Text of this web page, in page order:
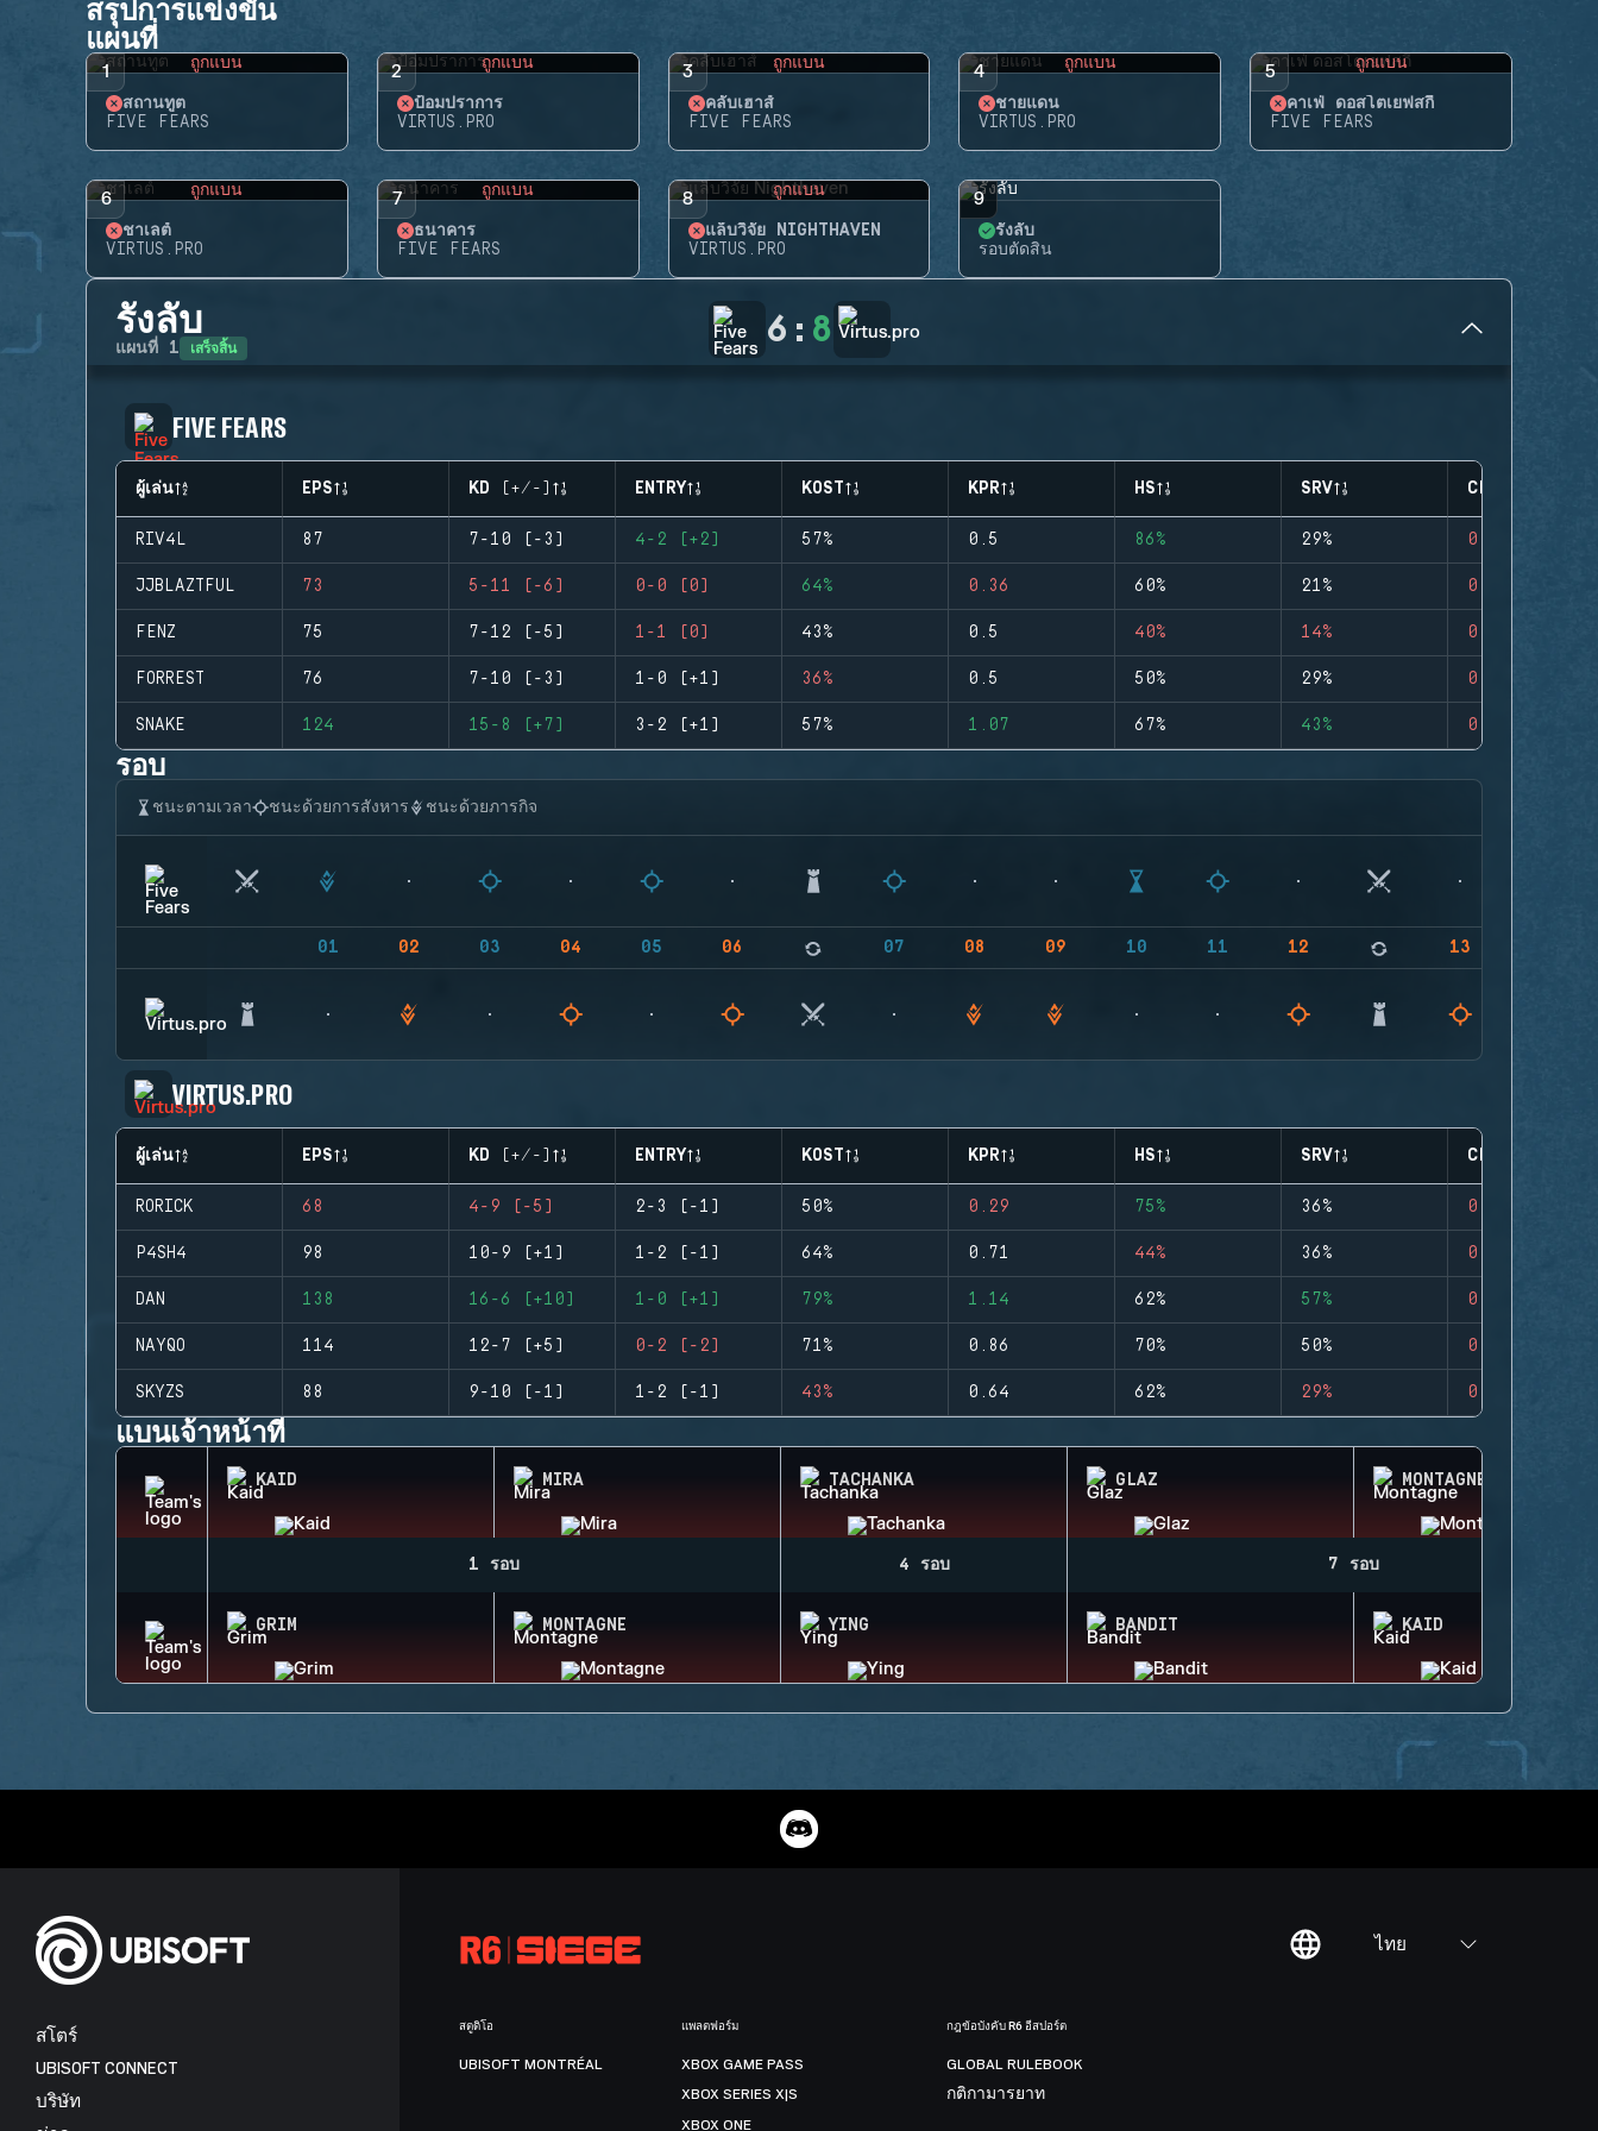
สรุปการแข่งขัน
แผนที่
1 ถูกแบน
สถานทูต
FIVE FEARS
2 ถูกแบน
ป้อมปราการ
VIRTUS.PRO
3 ถูกแบน
คลับเฮาส์
FIVE FEARS
4 ถูกแบน
ชายแดน
VIRTUS.PRO
5 ถูกแบน
คาเฟ่ ดอสโตเยฟสกี้
FIVE FEARS
6 ถูกแบน
ชาเลต์
VIRTUS.PRO
7 ถูกแบน
ธนาคาร
FIVE FEARS
8 ถูกแบน
แล็บวิจัย NIGHTHAVEN
VIRTUS.PRO
9
รังลับ
รอบตัดสิน
รังลับ
แผนที่ 1 เสร็จสิ้น 6 : 8
FIVE FEARS
ผู้เล่น EPS KD (+/-) ENTRY KOST KPR HS SRV CLUTCHES
RIV4L 87 7-10 (-3) 4-2 (+2) 57% 0.5 86% 29% 0
JJBLAZTFUL 73 5-11 (-6) 0-0 (0) 64% 0.36 60% 21% 0
FENZ 75 7-12 (-5) 1-1 (0) 43% 0.5 40% 14% 0
FORREST 76 7-10 (-3) 1-0 (+1) 36% 0.5 50% 29% 0
SNAKE 124 15-8 (+7) 3-2 (+1) 57% 1.07 67% 43% 0
รอบ
ชนะตามเวลา ชนะด้วยการสังหาร ชนะด้วยภารกิจ
01 02 03 04 05 06 07 08 09 10 11 12 13
VIRTUS.PRO
ผู้เล่น EPS KD (+/-) ENTRY KOST KPR HS SRV CLUTCHES
RORICK 68 4-9 (-5) 2-3 (-1) 50% 0.29 75% 36% 0
P4SH4 98 10-9 (+1) 1-2 (-1) 64% 0.71 44% 36% 0
DAN 138 16-6 (+10) 1-0 (+1) 79% 1.14 62% 57% 0
NAYQO 114 12-7 (+5) 0-2 (-2) 71% 0.86 70% 50% 0
SKYZS 88 9-10 (-1) 1-2 (-1) 43% 0.64 62% 29% 0
แบนเจ้าหน้าที่
KAID MIRA TACHANKA GLAZ MONTAGNE
1 รอบ 4 รอบ 7 รอบ
GRIM MONTAGNE YING BANDIT KAID
ไทย
สโตร์
UBISOFT CONNECT
บริษัท
สตูดิโอ
UBISOFT MONTRÉAL
แพลตฟอร์ม
XBOX GAME PASS
XBOX SERIES X|S
XBOX ONE
กฎข้อบังคับ R6 อีสปอร์ต
GLOBAL RULEBOOK
กติกามารยาท